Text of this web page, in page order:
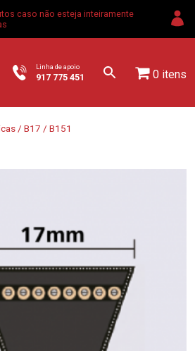
caso não esteja inteiramente
Linha de apoio
917 775 451 0 itens
/ B17 / B151